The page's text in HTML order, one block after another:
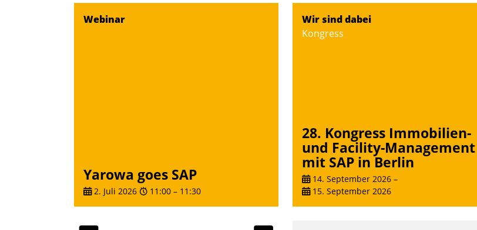
Webinar
Yarowa goes SAP
2. Juli 2026 11:00 – 11:30
Wir sind dabei
Kongress
28. Kongress Immobilien-
und Facility-Management
mit SAP in Berlin
14. September 2026 –
15. September 2026